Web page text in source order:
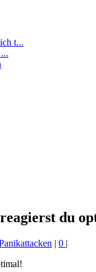
t...
du
| 0 |